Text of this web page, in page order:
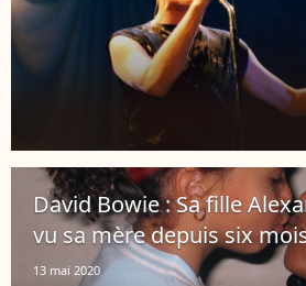
David Bowie : Sa fille
vu sa mère depuis six
13 mai 2020